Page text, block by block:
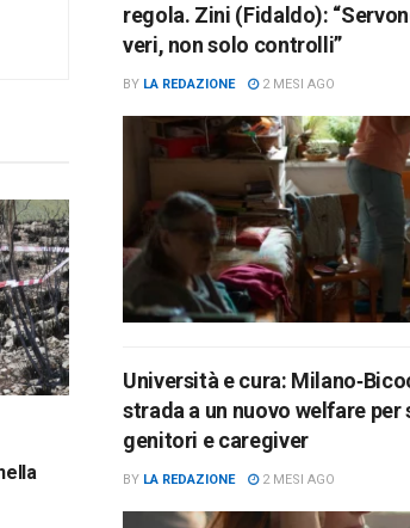
regola. Zini (Fidaldo):
veri, non solo controlli”
BY LA REDAZIONE 2 MESI AGO
Università e cura:
strada a un nuovo welfare per
genitori e caregiver
BY LA REDAZIONE 2 MESI AGO